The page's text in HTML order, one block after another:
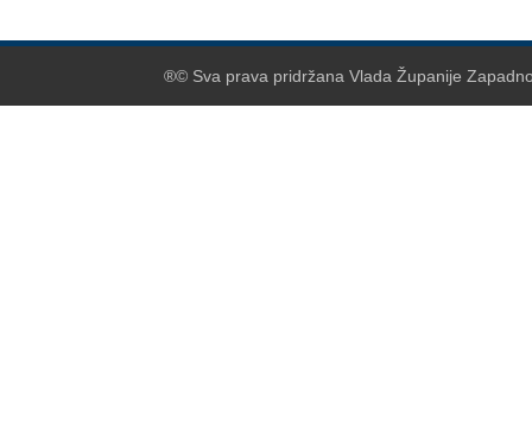
®© Sva prava pridržana Vlada Županije